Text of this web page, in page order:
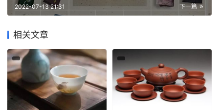
下一篇
2022-07-13 21:31
相关文章